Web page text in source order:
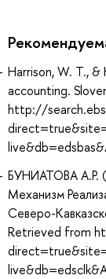
Harrison, W. T.,
accounting.
http://
БУНИАТОВА А.Р.
Механизм
Северо-
Retrieved from